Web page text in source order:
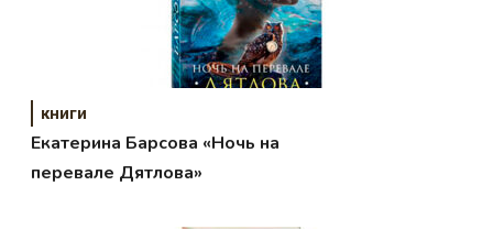
книги
Екатерина Барсова «Ночь на
перевале Дятлова»